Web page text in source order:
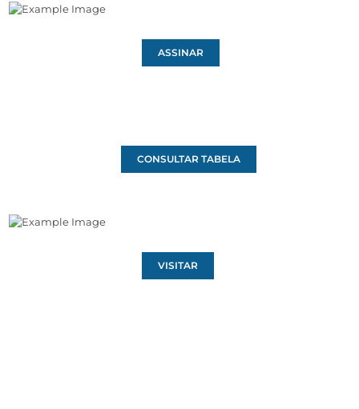
ASSINAR
CONSULTAR TABELA
VISITAR